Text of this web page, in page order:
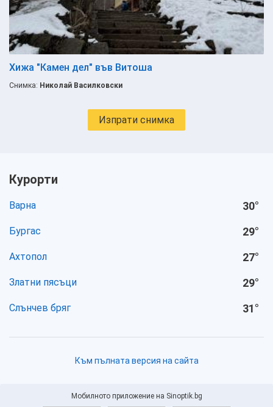
Хижа "Камен дел" във Витоша
Снимка: Николай Василковски
Изпрати снимка
Курорти
Варна 30°
Бургас 29°
Ахтопол 27°
Златни пясъци 29°
Слънчев бряг 31°
Към пълната версия на сайта
Мобилното приложение на Sinoptik.bg